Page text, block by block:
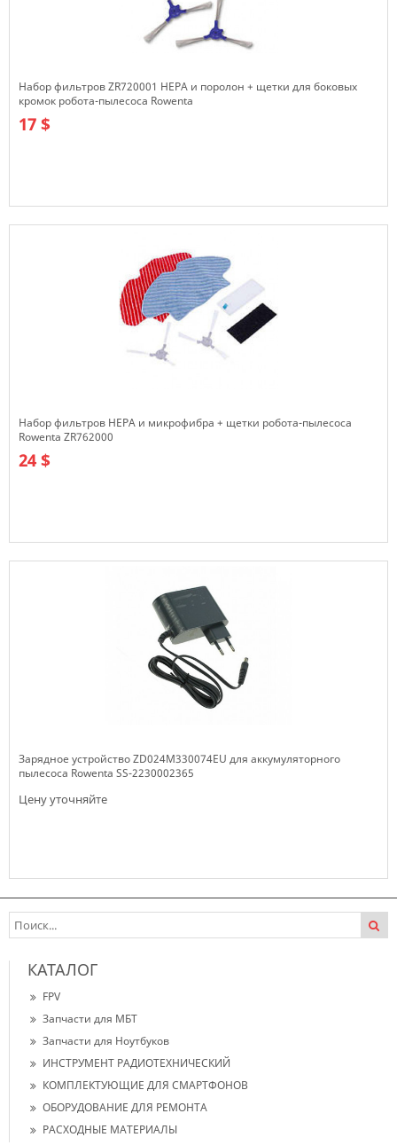
Набор фильтров ZR720001 HEPA и поролон + щетки для боковых
кромок робота-пылесоса Rowenta
17 $
Набор фильтров HEPA и микрофибра + щетки робота-пылесоса
Rowenta ZR762000
24 $
Зарядное устройство ZD024M330074EU для аккумуляторного
пылесоса Rowenta SS-2230002365
Цену уточняйте
КАТАЛОГ
FPV
Запчасти для МБТ
Запчасти для Ноутбуков
ИНСТРУМЕНТ РАДИОТЕХНИЧЕСКИЙ
КОМПЛЕКТУЮЩИЕ ДЛЯ СМАРТФОНОВ
ОБОРУДОВАНИЕ ДЛЯ РЕМОНТА
РАСХОДНЫЕ МАТЕРИАЛЫ